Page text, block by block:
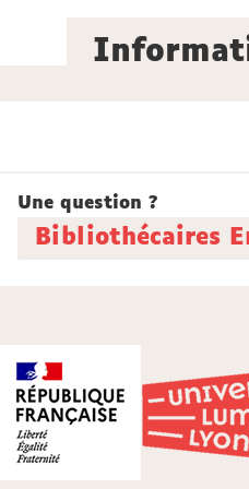
Une question ?
Bibliothécaires